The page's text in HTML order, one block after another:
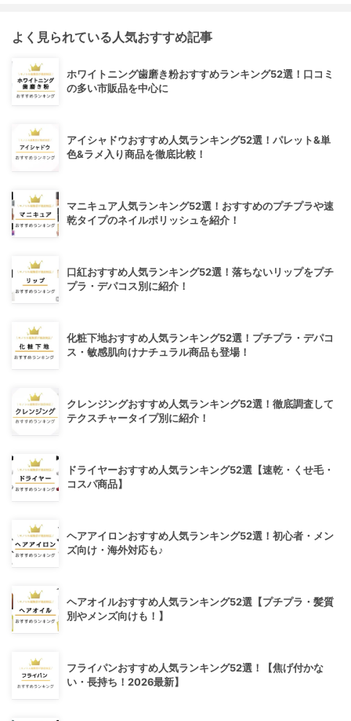
よく見られている人気おすすめ記事
ホワイトニング歯磨き粉おすすめランキング52選！口コミ
の多い市販品を中心に
アイシャドウおすすめ人気ランキング52選！パレット&単
色&ラメ入り商品を徹底比較！
マニキュア人気ランキング52選！おすすめのプチプラや速
乾タイプのネイルポリッシュを紹介！
口紅おすすめ人気ランキング52選！落ちないリップをプチ
プラ・デパコス別に紹介！
化粧下地おすすめ人気ランキング52選！プチプラ・デパコ
ス・敏感肌向けナチュラル商品も登場！
クレンジングおすすめ人気ランキング52選！徹底調査して
テクスチャータイプ別に紹介！
ドライヤーおすすめ人気ランキング52選【速乾・くせ毛・
コスパ商品】
ヘアアイロンおすすめ人気ランキング52選！初心者・メン
ズ向け・海外対応も♪
ヘアオイルおすすめ人気ランキング52選【プチプラ・髪質
別やメンズ向けも！】
フライパンおすすめ人気ランキング52選！【焦げ付かな
い・長持ち！2026最新】